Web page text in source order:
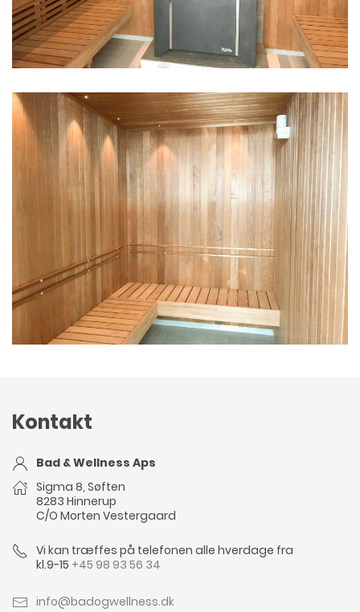
FINSK SAUNA
INFRARØD SAUNA
Kontakt
Bad & Wellness Aps
Sigma 8, Søften
8283 Hinnerup
C/O Morten Vestergaard
Vi kan træffes på telefonen alle hverdage fra
kl.9-15 +45 98 93 56 34
info@badogwellness.dk